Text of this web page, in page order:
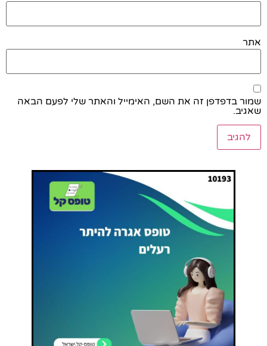
אתר
שמור בדפדפן זה את השם, האימייל והאתר שלי לפעם הבאה
שאגיב.